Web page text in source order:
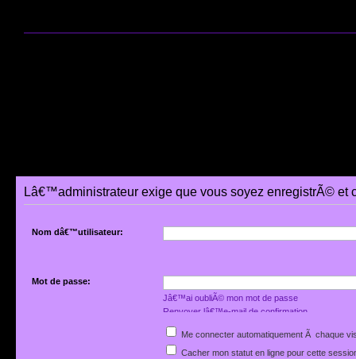
Lâ€™administrateur exige que vous soyez enregistrÃ©
Nom dâ€™utilisateur:
Mot de passe:
Jâ€™ai oubliÃ© mon mot de passe
Renvoyer lâ€™e-mail de confirmation
Me connecter automatiquement Ã chaque
Cacher mon statut en ligne pour cette